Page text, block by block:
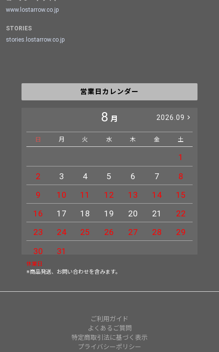
www.lostarrow.co.jp
STORIES
stories.lostarrow.co.jp
営業日カレンダー
8 月 2026.09
日 月 火 水 木 金 土
1
2
3 4 5 6 7
8
9
10 11 12 13 14
15
16
17 18 19 20 21
22
23
24 25 26 27 28
29
30
31
休業日
※商品発送、お問い合わせを含みます。
ご利用ガイド
よくあるご質問
特定商取引法に基づく表示
プライバシーポリシー